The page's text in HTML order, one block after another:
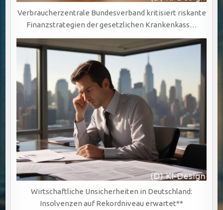
Verbraucherzentrale Bundesverband kritisiert riskante
Finanzstrategien der gesetzlichen Krankenkass…
Wirtschaftliche Unsicherheiten in Deutschland:
Insolvenzen auf Rekordniveau erwartet**